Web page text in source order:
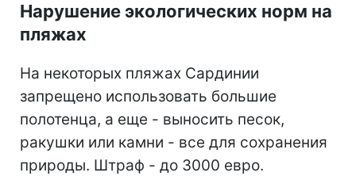
Нарушение экологических норм на
пляжах
На некоторых пляжах Сардинии
запрещено использовать большие
полотенца, а еще - выносить песок,
ракушки или камни - все для сохранения
природы. Штраф - до 3000 евро.